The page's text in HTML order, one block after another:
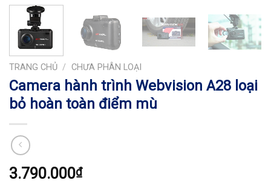
TRANG CHỦ / CHƯA PHÂN LOẠI
Camera hành trình Webvision A28 loại
bỏ hoàn toàn điểm mù
3.790.000₫